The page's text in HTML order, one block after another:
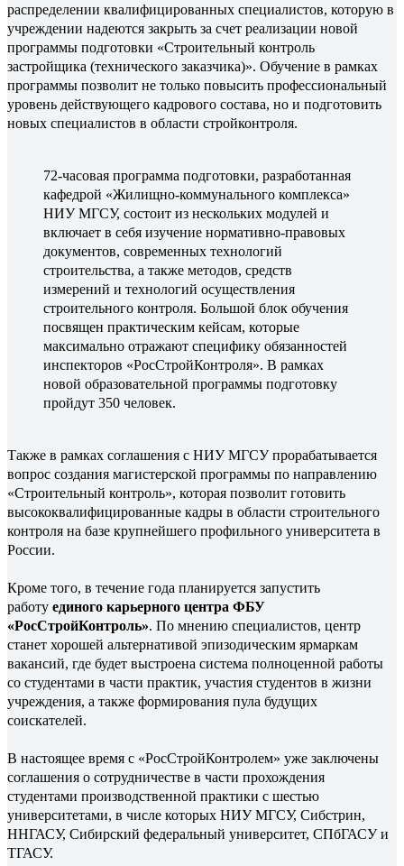
распределении квалифицированных специалистов, которую в
учреждении надеются закрыть за счет реализации новой
программы подготовки «Строительный контроль
застройщика (технического заказчика)». Обучение в рамках
программы позволит не только повысить профессиональный
уровень действующего кадрового состава, но и подготовить
новых специалистов в области стройконтроля.
72-часовая программа подготовки, разработанная
кафедрой «Жилищно-коммунального комплекса»
НИУ МГСУ, состоит из нескольких модулей и
включает в себя изучение нормативно-правовых
документов, современных технологий
строительства, а также методов, средств
измерений и технологий осуществления
строительного контроля. Большой блок обучения
посвящен практическим кейсам, которые
максимально отражают специфику обязанностей
инспекторов «РосСтройКонтроля». В рамках
новой образовательной программы подготовку
пройдут 350 человек.
Также в рамках соглашения с НИУ МГСУ прорабатывается
вопрос создания магистерской программы по направлению
«Строительный контроль», которая позволит готовить
высококвалифицированные кадры в области строительного
контроля на базе крупнейшего профильного университета в
России.
Кроме того, в течение года планируется запустить
работу единого карьерного центра ФБУ
«РосСтройКонтроль». По мнению специалистов, центр
станет хорошей альтернативой эпизодическим ярмаркам
вакансий, где будет выстроена система полноценной работы
со студентами в части практик, участия студентов в жизни
учреждения, а также формирования пула будущих
соискателей.
В настоящее время с «РосСтройКонтролем» уже заключены
соглашения о сотрудничестве в части прохождения
студентами производственной практики с шестью
университетами, в числе которых НИУ МГСУ, Сибстрин,
ННГАСУ, Сибирский федеральный университет, СПбГАСУ и
ТГАСУ.